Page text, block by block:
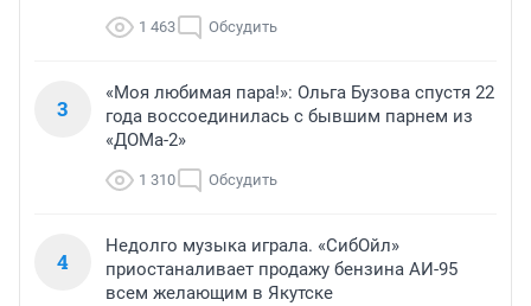
1 463 Обсудить
3
«Моя любимая пара!»: Ольга Бузова спустя 22
года воссоединилась с бывшим парнем из
«ДОМа-2»
1 310 Обсудить
4
Недолго музыка играла. «СибОйл»
приостаналивает продажу бензина АИ-95
всем желающим в Якутске